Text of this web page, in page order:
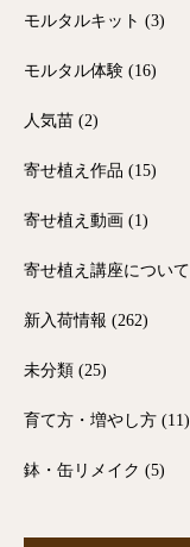
モルタルキット (3)
モルタル体験 (16)
人気苗 (2)
寄せ植え作品 (15)
寄せ植え動画 (1)
寄せ植え講座について
新入荷情報 (262)
未分類 (25)
育て方・増やし方 (11)
鉢・缶リメイク (5)